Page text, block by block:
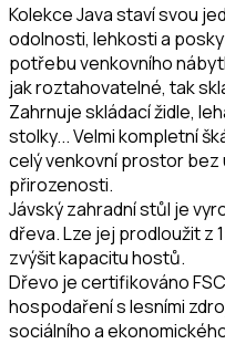
Kolekce Java staví svou
odolnosti, lehkosti a
potřebu venkovního
jak roztahovatelné, tak
Zahrnuje skládací židle,
stolky... Velmi kompletní
celý venkovní prostor bez
přirozenosti.
Jávský zahradní stůl je
dřeva. Lze jej prodloužit z
zvýšit kapacitu hostů.
Dřevo je certifikováno
hospodaření s lesními
sociálního a